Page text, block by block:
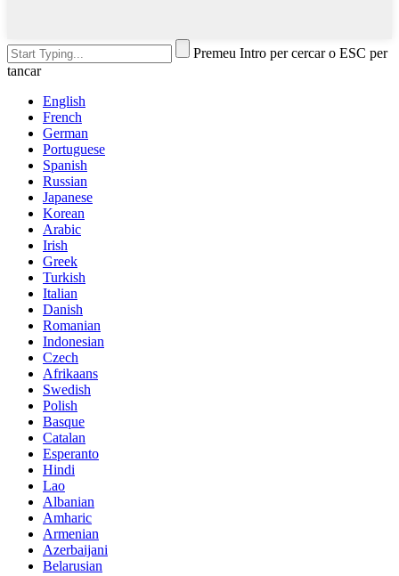
Premeu Intro per cercar o ESC per
tancar
English
French
German
Portuguese
Spanish
Russian
Japanese
Korean
Arabic
Irish
Greek
Turkish
Italian
Danish
Romanian
Indonesian
Czech
Afrikaans
Swedish
Polish
Basque
Catalan
Esperanto
Hindi
Lao
Albanian
Amharic
Armenian
Azerbaijani
Belarusian